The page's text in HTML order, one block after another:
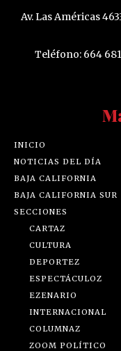
Av. Las Américas
Teléfono: 664
INICIO
NOTICIAS DEL DÍA
BAJA CALIFORNIA
BAJA CALIFORNIA SUR
SECCIONES
CARTAZ
CULTURA
DEPORTEZ
ESPECTÁCULOZ
EZENARIO
INTERNACIONAL
COLUMNAZ
ZOOM POLÍTICO